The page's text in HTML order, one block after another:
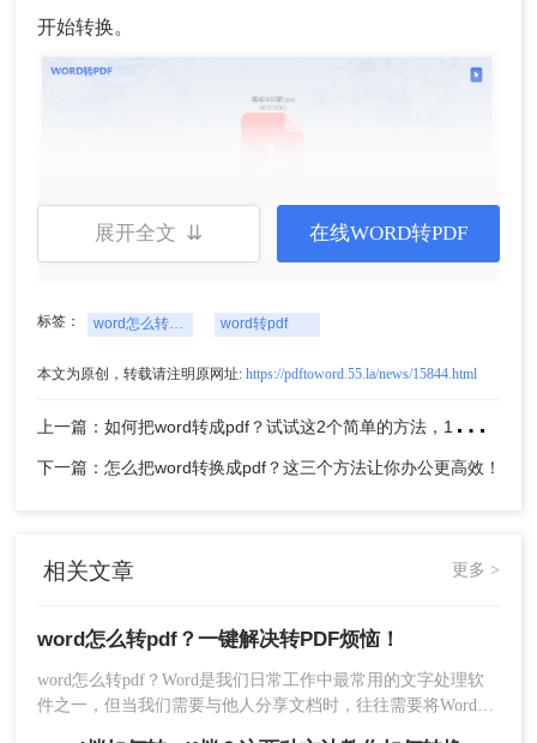
开始转换。
方法二：使用Microsoft Office自带的Save As功能
只需打开Word文档，点击“文件”-“另存为”-选择PDF格
式，然后点击“保存”即可。这种方式操作简单，无需下
载额外的转换工具，非常方便。
展开全文 ⇊ 在线WORD转PDF
标签： word怎么转pdf word转pdf
本文为原创，转载请注明原网址: https://pdftoword.55.la/news/15844.html
上
一篇：如何把word转成pdf？试试这2个简单的方法，1秒轻松极速转换
下一篇：怎么把word转换成pdf？这三个方法让你办公更高效！
相关文章 更多 >
word怎么转pdf？一键解决转PDF烦恼！
word怎么转pdf？Word是我们日常工作中最常用的文字处理软
件之一，但当我们需要与他人分享文档时，往往需要将Word文